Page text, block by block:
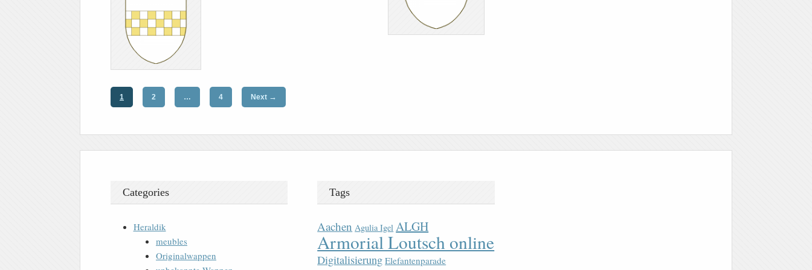
1 2 … 4 Next →
Categories
Heraldik
meubles
Originalwappen
Tags
Aachen Agulia Igel ALGH
Armorial Loutsch online
Digitalisierung Elefantenparade